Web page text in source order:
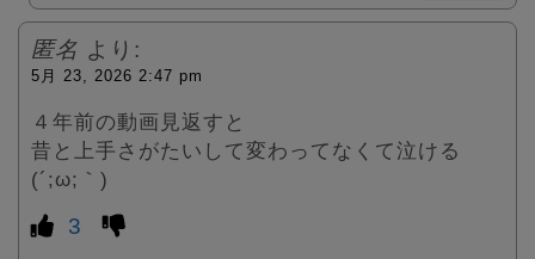
匿名 より:
5月 23, 2026 2:47 pm
４年前の動画見返すと
昔と上手さがたいして変わってなくて泣ける
(´;ω;｀)
3